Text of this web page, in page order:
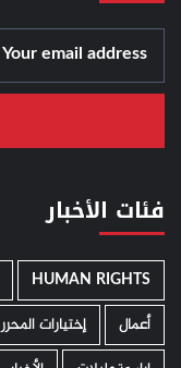
فئات الأخبار
HUMAN RIGHTS
أعمال
إختيارات المحرر